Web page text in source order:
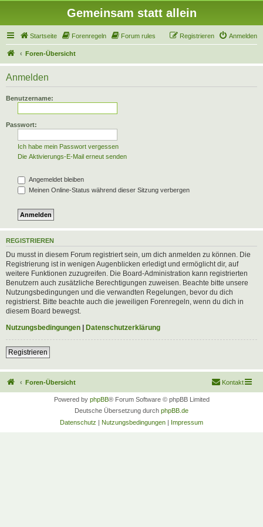
Gemeinsam statt allein
Startseite Forenregeln Forum rules Anmelden
Registrieren
Foren-Übersicht
Anmelden
Benutzername:
Passwort:
Ich habe mein Passwort vergessen
Die Aktivierungs-E-Mail erneut senden
Angemeldet bleiben
Meinen Online-Status während dieser Sitzung verbergen
REGISTRIEREN
Du musst in diesem Forum registriert sein, um dich anmelden zu können. Die
Registrierung ist in wenigen Augenblicken erledigt und ermöglicht dir, auf
weitere Funktionen zuzugreifen. Die Board-Administration kann registrierten
Benutzern auch zusätzliche Berechtigungen zuweisen. Beachte bitte unsere
Nutzungsbedingungen und die verwandten Regelungen, bevor du dich
registrierst. Bitte beachte auch die jeweiligen Forenregeln, wenn du dich in
diesem Board bewegst.
Nutzungsbedingungen | Datenschutzerklärung
Registrieren
Foren-Übersicht Kontakt
Powered by phpBB® Forum Software © phpBB Limited
Deutsche Übersetzung durch phpBB.de
Datenschutz | Nutzungsbedingungen | Impressum